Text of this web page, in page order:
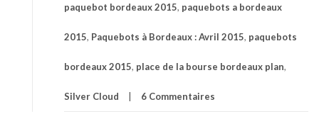
paquebot bordeaux 2015, paquebots a bordeaux
2015, Paquebots à Bordeaux : Avril 2015, paquebots
bordeaux 2015, place de la bourse bordeaux plan,
Silver Cloud 6 Commentaires